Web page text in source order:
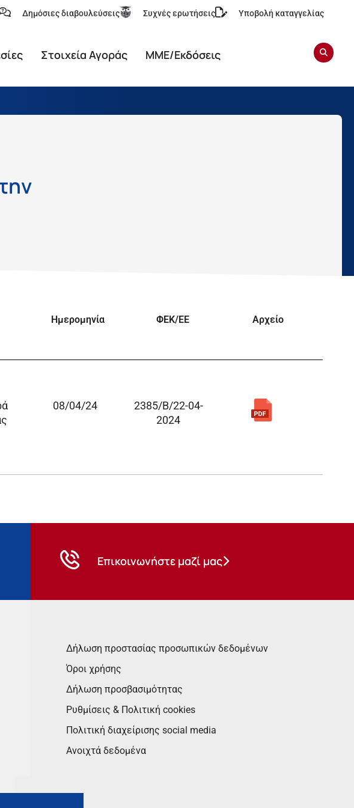
Δημόσιες διαβουλεύσεις Συχνές ερωτήσεις Υποβολή καταγγελίας
Στοιχεία Αγοράς ΜΜΕ/Εκδόσεις
Ημερομηνία ΦΕΚ/EE Αρχείο
08/04/24
2385/Β/22-04-
2024
Επικοινωνήστε μαζί μας
Δήλωση προστασίας προσωπικών δεδομένων
Όροι χρήσης
Δήλωση προσβασιμότητας
Ρυθμίσεις & Πολιτική cookies
Πολιτική διαχείρισης social media
Ανοιχτά δεδομένα